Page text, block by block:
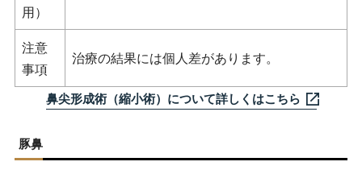
用）
注意
事項
治療の結果には個人差があります。
鼻尖形成術（縮小術）について詳しくはこちら
豚鼻